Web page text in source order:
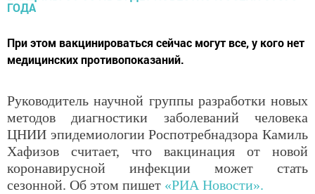
При этом вакцинироваться сейчас могут все, у кого нет
медицинских противопоказаний.
Руководитель научной группы разработки новых
методов диагностики заболеваний человека
ЦНИИ эпидемиологии Роспотребнадзора Камиль
Хафизов считает, что вакцинация от новой
коронавирусной инфекции может стать
сезонной. Об этом пишет «РИА Новости».